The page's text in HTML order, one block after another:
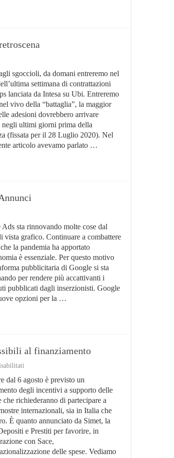
sgoccioli, da domani entreremo nel
settimana di contrattazioni
lanciata da Intesa su Ubi. Entreremo
vivo della “battaglia”, la maggior
adesioni dovrebbero arrivare
negli ultimi giorni prima della
(fissata per il 28 Luglio 2020). Nel
articolo avevamo parlato …
sta rinnovando molte cose dal
vista grafico. Continuare a combattere
la pandemia ha apportato
è essenziale. Per questo motivo
pubblicitaria di Google si sta
per rendere più accattivanti i
pubblicati dagli inserzionisti. Google
opzioni per la …
al finanziamento
ed
eventi
per
le
aziende:
le
spese
ammissibili
al
finanziamento
dal 6 agosto è previsto un
degli incentivi a supporto delle
che richiederanno di partecipare a
internazionali, sia in Italia che
È quanto annunciato da Simet, la
e Prestiti per favorire, in
con Sace,
delle spese. Vediamo